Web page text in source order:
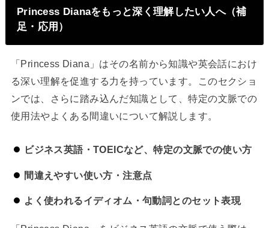
Princess Dianaをもっと深く理解したい人へ（補
足・応用）
「Princess Diana」はその名前から知識や英会話におけ
る深い理解を促進する力を持っています。このセクショ
ンでは、さらに踏み込んだ知識として、特定の文脈での
使用法やよくある間違いについて解説します。
ビジネス英語・TOEICなど、特定の文脈での使い方
間違えやすい使い方・注意点
よく使われるイディオム・句動詞とのセット表現